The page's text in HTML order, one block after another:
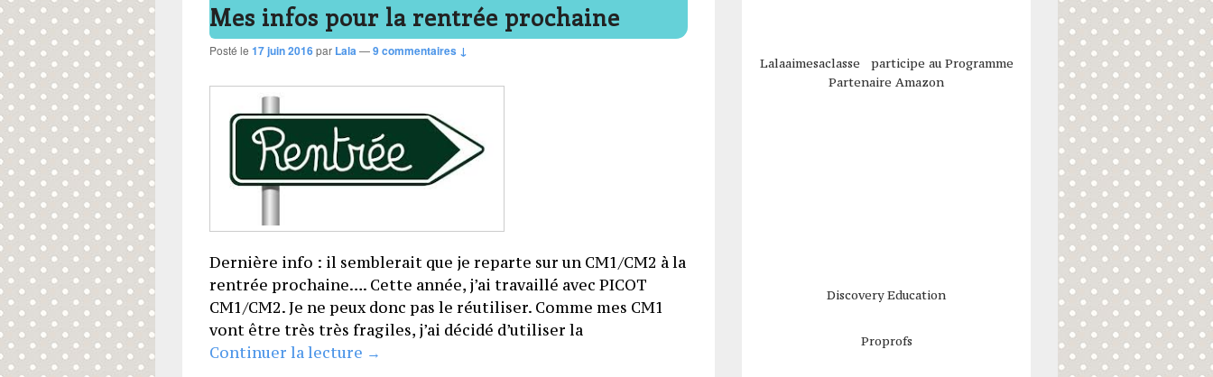
Mes infos pour la rentrée prochaine
Posté le 17 juin 2016par Lala—9 commentaires ↓
Dernière info : il semblerait que je reparte sur un CM1/CM2 à la
rentrée prochaine…. Cette année, j’ai travaillé avec PICOT
CM1/CM2. Je ne peux donc pas le réutiliser. Comme mes CM1
vont être très très fragiles, j’ai décidé d’utiliser la
Continuer la lecture Mes infos pour la rentrée prochaine
→
Lalaaimesaclasse participe au Programme
Partenaire Amazon
Discovery Education
Proprofs